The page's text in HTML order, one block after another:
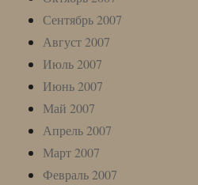
Сентябрь 2007
Август 2007
Июль 2007
Июнь 2007
Май 2007
Апрель 2007
Март 2007
Февраль 2007